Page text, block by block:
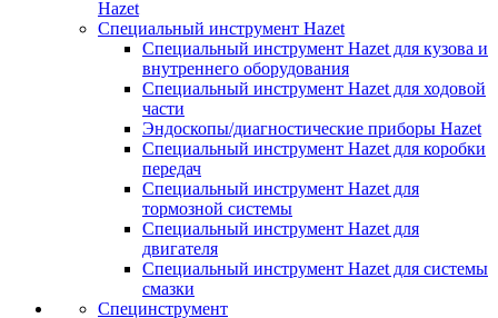
Hazet
Специальный инструмент Hazet
Специальный инструмент Hazet для кузова и
внутреннего оборудования
Специальный инструмент Hazet для ходовой
части
Эндоскопы/диагностические приборы Hazet
Специальный инструмент Hazet для коробки
передач
Специальный инструмент Hazet для
тормозной системы
Специальный инструмент Hazet для
двигателя
Специальный инструмент Hazet для системы
смазки
Специнструмент